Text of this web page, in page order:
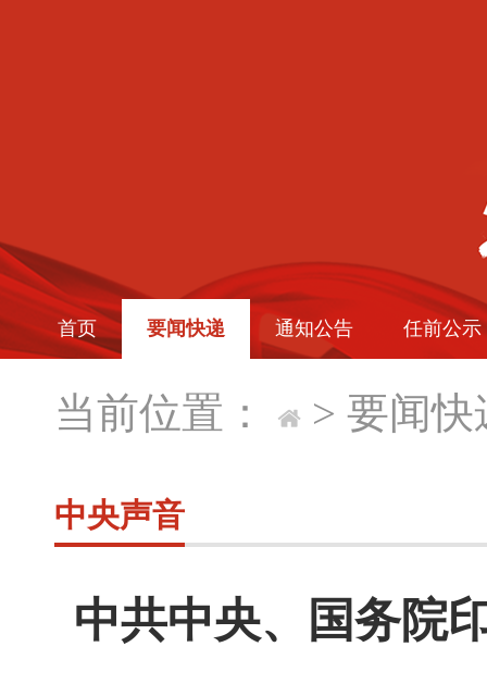
首页 要闻快递 通知公告 任前公示
当前位置： > 要闻快
中央声音
中共中央、国务院